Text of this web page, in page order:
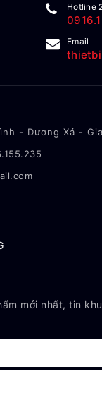
Hotline
Email
- Dương Xá -
mới nhất, tin